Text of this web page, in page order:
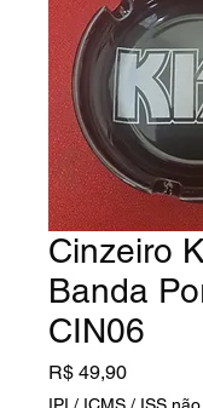
Cinzeiro
Banda
CIN06
R$ 49,90Preço
IPI / ICMS / ISS não